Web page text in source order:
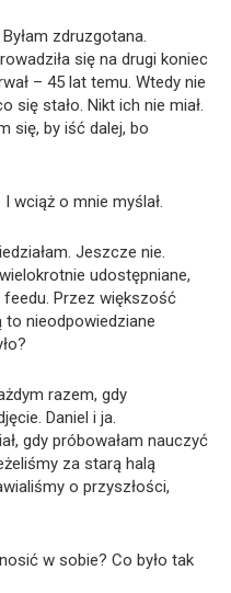
zdruzgotana.
się na drugi koniec
– 45 lat temu. Wtedy nie
się stało. Nikt ich nie miał.
się, by iść dalej, bo
wciąż o mnie myślał.
Jeszcze nie.
udostępniane,
Przez większość
to nieodpowiedziane
razem, gdy
Daniel i ja.
gdy próbowałam nauczyć
za starą halą
o przyszłości,
w sobie? Co było tak